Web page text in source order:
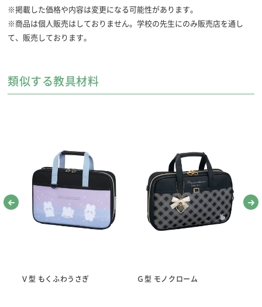
基本セット
●大筆「香雅」
●超軽量硯四五平
※掲載した価格や内容は変更になる可能性があります。
※商品は個人販売はしておりません。学校の先生にのみ販売店を通し
て、販売しております。
類似する教具材料
Ｖ型 もくふわうさぎ Ｇ型 モノクローム